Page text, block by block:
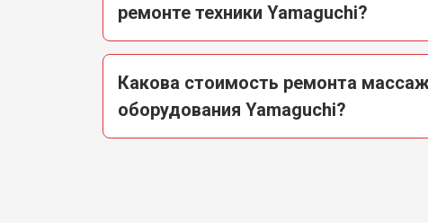
ремонте техники Yamaguchi?
Какова стоимость ремонта
оборудования Yamaguchi?